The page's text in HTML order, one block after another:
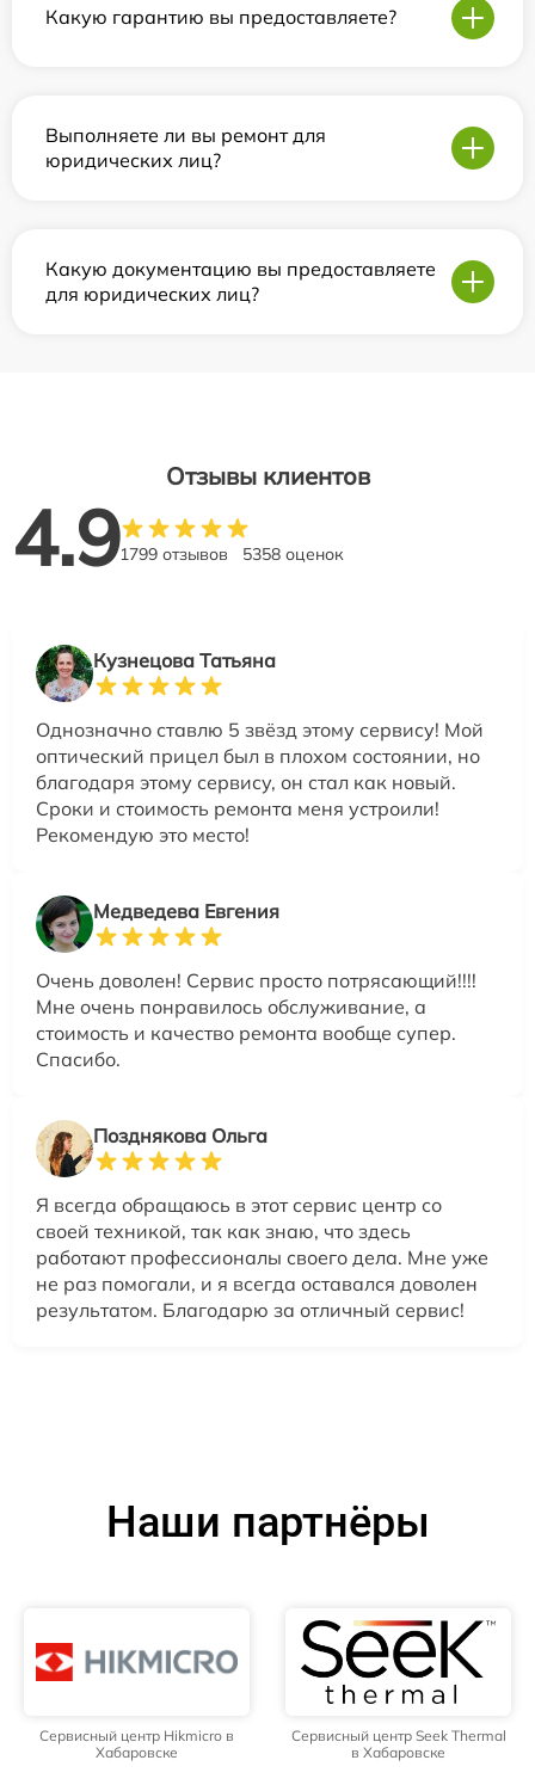
Какую гарантию вы предоставляете?
Выполняете ли вы ремонт для
юридических лиц?
Какую документацию вы предоставляете
для юридических лиц?
Отзывы клиентов
4.91799 отзывов 5358 оценок
Кузнецова Татьяна
Однозначно ставлю 5 звёзд этому сервису! Мой
оптический прицел был в плохом состоянии, но
благодаря этому сервису, он стал как новый.
Сроки и стоимость ремонта меня устроили!
Рекомендую это место!
Медведева Евгения
Очень доволен! Сервис просто потрясающий!!!!
Мне очень понравилось обслуживание, а
стоимость и качество ремонта вообще супер.
Спасибо.
Позднякова Ольга
Я всегда обращаюсь в этот сервис центр со
своей техникой, так как знаю, что здесь
работают профессионалы своего дела. Мне уже
не раз помогали, и я всегда оставался доволен
результатом. Благодарю за отличный сервис!
Наши партнёры
Сервисный центр Hikmicro в
Хабаровске
Сервисный центр Seek Thermal
в Хабаровске